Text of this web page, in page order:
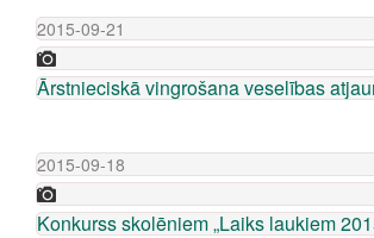
2015-09-21
Ārstnieciskā vingrošana veselības
2015-09-18
Konkurss skolēniem „Laiks laukiem